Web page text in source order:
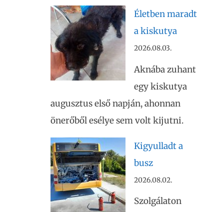
Életben maradt
a kiskutya
2026.08.03.
Aknába zuhant
egy kiskutya
augusztus első napján, ahonnan
önerőből esélye sem volt kijutni.
Kigyulladt a
busz
2026.08.02.
Szolgálaton